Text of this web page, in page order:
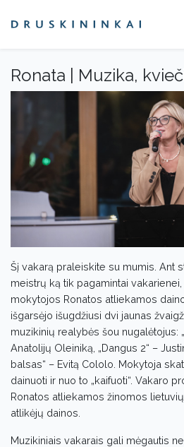
Ronata | Muzika,
Šį vakarą praleiskite su mumis. Ant
meistrų ką tik pagamintai
mokytojos Ronatos atliekamos
išgarsėjo išugdžiusi dvi jaunas
muzikinių realybės šou nugalėtojus:
Anatolijų Oleiniką, „Dangus 2“ –
balsas“ – Evitą Cololo. Mokytoja
dainuoti ir nuo to „kaifuoti“. Vakaro
Ronatos atliekamos žinomos
atlikėjų dainos.
Muzikiniais vakarais gali mėgautis